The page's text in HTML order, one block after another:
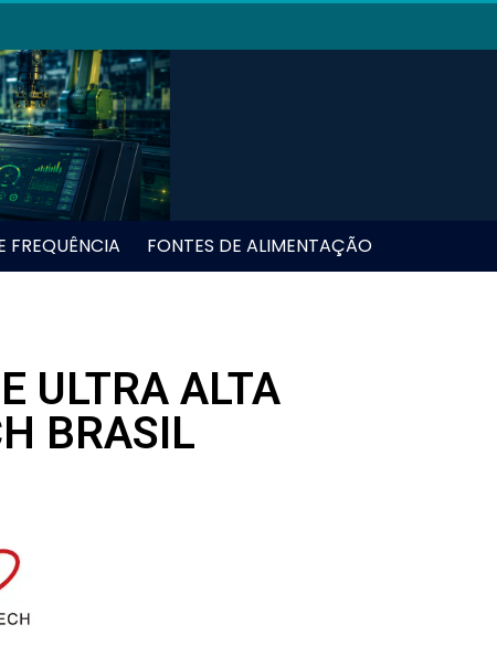
FREQUÊNCIA FONTES DE ALIMENTAÇÃO
ULTRA ALTA
BRASIL